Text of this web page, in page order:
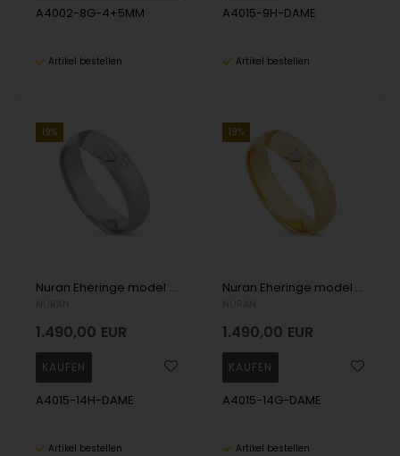
A4002-8G-4+5MM
Artikel bestellen
A4015-9H-DAME
Artikel bestellen
19%
Nuran Eheringe model A4015-14H-DAME
1.490,00 EUR
A4015-14H-DAME
Artikel bestellen
19%
Nuran Eheringe model A4015-14G-DAME
1.490,00 EUR
A4015-14G-DAME
Artikel bestellen